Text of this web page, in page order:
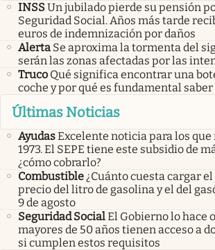
INSSUn jubilado pierde su pensión
Seguridad Social. Años más tarde
euros de indemnización por daños
Alerta Se aproxima la tormenta del
serán las zonas afectadas por las
Truco Qué significa encontrar una
coche y por qué es fundamental
Últimas Noticias
AyudasExcelente noticia para los
1973. El SEPE tiene este subsidio de
¿cómo cobrarlo?
Combustible ¿Cuánto cuesta cargar el
precio del litro de gasolina y el del
9 de agosto
Seguridad SocialEl Gobierno lo hace
mayores de 50 años tienen acceso a
si cumplen estos requisitos